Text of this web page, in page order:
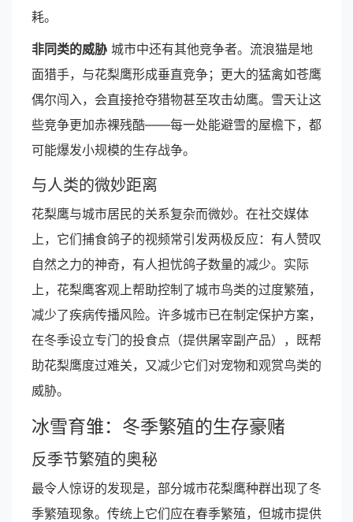
耗。
非同类的威胁 城市中还有其他竞争者。流浪猫是地
面猎手，与花梨鹰形成垂直竞争；更大的猛禽如苍鹰
偶尔闯入，会直接抢夺猎物甚至攻击幼鹰。雪天让这
些竞争更加赤裸残酷——每一处能避雪的屋檐下，都
可能爆发小规模的生存战争。
与人类的微妙距离
花梨鹰与城市居民的关系复杂而微妙。在社交媒体
上，它们捕食鸽子的视频常引发两极反应：有人赞叹
自然之力的神奇，有人担忧鸽子数量的减少。实际
上，花梨鹰客观上帮助控制了城市鸟类的过度繁殖，
减少了疾病传播风险。许多城市已在制定保护方案，
在冬季设立专门的投食点（提供屠宰副产品），既帮
助花梨鹰度过难关，又减少它们对宠物和观赏鸟类的
威胁。
冰雪育雏：冬季繁殖的生存豪赌
反季节繁殖的奥秘
最令人惊讶的发现是，部分城市花梨鹰种群出现了冬
季繁殖现象。传统上它们应在春季繁殖，但城市提供